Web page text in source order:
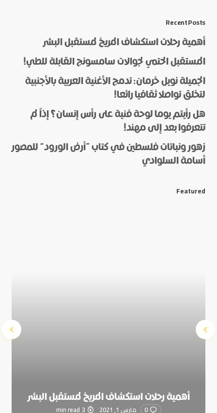
Name
*
E-mail
*
Recent Posts
أهمية رحلات استكشاف المريخ لمستقبل البشر
المستقبل الحتمي لجوالات سامسونج القابلة للطي!
الجميلة نويل خرمان: تدمج الأغنية العربية بالأجنبية
لتخلق تواصلا ثقافيا رائعا!
هل رأيتم يوما لوحة فنية على رأس إنسان؟ إذاً لم
تتعرفوا بعد إلى مهند!
زهور ونباتات فلسطين في كتاب “أرض الورود” للمصور
أسامة السلوادي
Featured
أهمية رحلات استكشاف المريخ لمستقبل البشر
0 مارس 1, 2021 3 min read